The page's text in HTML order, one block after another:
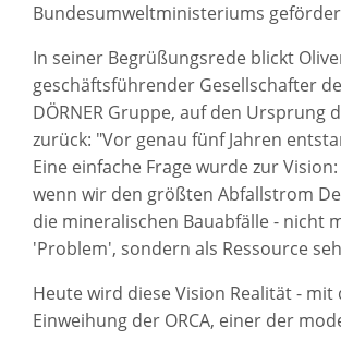
Bundesumweltministeriums
In seiner Begrüßungsrede blickt
geschäftsführender Gesellschafter
DÖRNER Gruppe, auf den Ursprung
zurück: "Vor genau fünf Jahren
Eine einfache Frage wurde zur
wenn wir den größten Abfallstrom
die mineralischen Bauabfälle - nicht
'Problem', sondern als Ressource
Heute wird diese Vision Realität - mit
Einweihung der ORCA, einer der